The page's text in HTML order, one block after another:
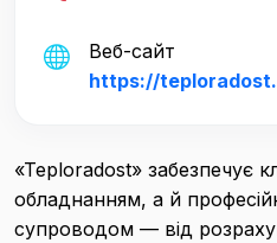
Веб-сайт
https://
«Teploradost» забезпечує
обладнанням, а й
супроводом — від